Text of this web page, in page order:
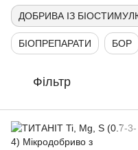
БІОПРЕПАРАТИ БОР
Фільтр